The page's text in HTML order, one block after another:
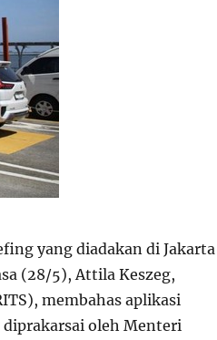
yang diadakan di Jakarta
(28/5), Attila Keszeg,
membahas aplikasi
diprakarsai oleh Menteri